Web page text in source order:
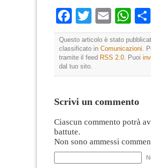
Facebook
TwitterEmail
Questo articolo è stato
classificato in Comunicazioni .
tramite il feed RSS 2.0 . Puoi
dal tuo sito.
Scrivi un commento
Ciascun commento potrà
battute.
Non sono ammessi